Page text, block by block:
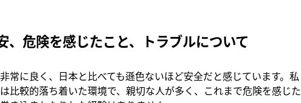
、危険を感じたこと、トラブルについて
常に良く、日本と比べても遜色ないほど安全だと感じています。私
比較的落ち着いた環境で、親切な人が多く、これまで危険を感じた